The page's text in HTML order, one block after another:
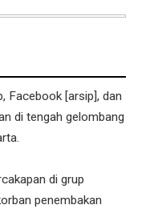
Facebook [arsip], dan
di tengah gelombang
di grup
penembakan